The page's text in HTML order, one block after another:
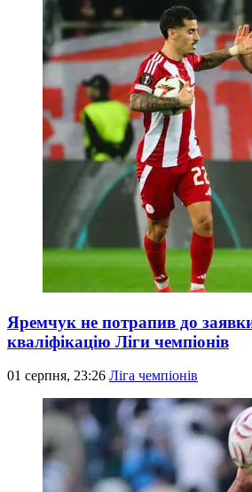
Яремчук не потрапив до
кваліфікацію Ліги чемпіонів
01 серпня, 23:26 Ліга чемпіонів